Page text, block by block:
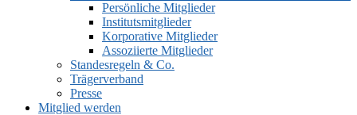
Persönliche Mitglieder
Institutsmitglieder
Korporative Mitglieder
Assoziierte Mitglieder
Standesregeln & Co.
Trägerverband
Presse
Mitglied werden